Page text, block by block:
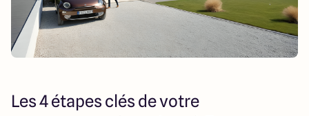
Les 4 étapes clés de votre